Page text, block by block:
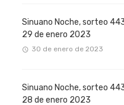
Sinuano Noche, sorteo
29 de enero 2023
30 de enero de 2023
Sinuano Noche, sorteo
28 de enero 2023